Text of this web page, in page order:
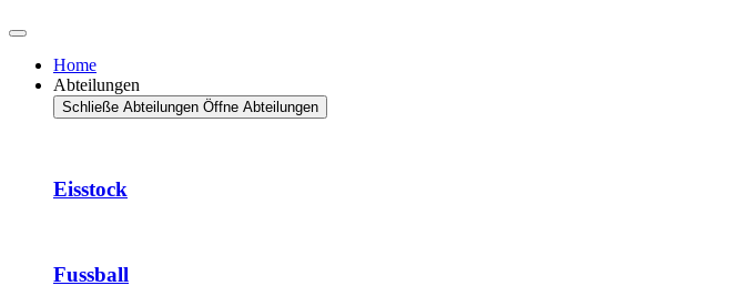
Home
Abteilungen
Schließe Abteilungen Öffne Abteilungen
Eisstock
Fussball